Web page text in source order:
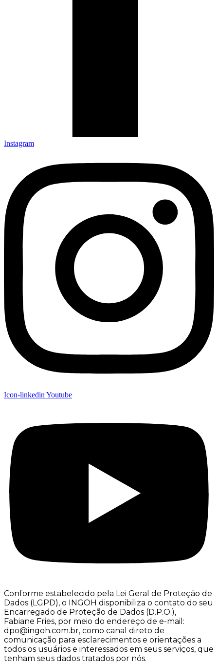
Instagram
Icon-linkedin Youtube
Conforme estabelecido pela Lei Geral de Proteção de
Dados (LGPD), o INGOH disponibiliza o contato do seu
Encarregado de Proteção de Dados (D.P.O.),
Fabiane Fries, por meio do endereço de e-mail:
dpo@ingoh.com.br, como canal direto de
comunicação para esclarecimentos e orientações a
todos os usuários e interessados em seus serviços, que
tenham seus dados tratados por nós.